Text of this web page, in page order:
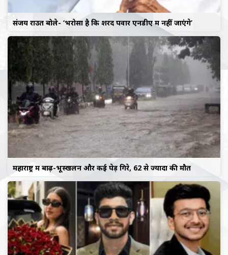
संजय राउत बोले- ‘भरोसा है कि शरद पवार एनडीए में नहीं जाएंगे’
महाराष्ट्र में बाढ़-भूस्खलन और कई पेड़ गिरे, 62 से ज्यादा की मौत